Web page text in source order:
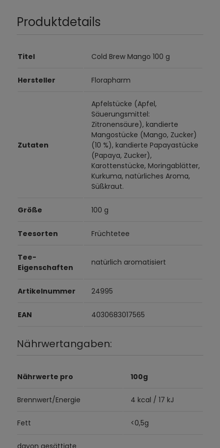
Produktdetails
Titel Cold Brew Mango 100 g
Hersteller Florapharm
Zutaten
Apfelstücke (Apfel,
Säuerungsmittel:
Zitronensäure), kandierte
Mangostücke (Mango, Zucker)
(10 %), kandierte Papayastücke
(Papaya, Zucker),
Karottenstücke, Moringablätter,
Kurkuma, natürliches Aroma,
Süßkraut.
Größe 100 g
Teesorten Früchtetee
Tee-
Eigenschaften
natürlich aromatisiert
Artikelnummer 24995
EAN 4030683017565
Nährwertangaben:
Nährwerte pro 100g
Brennwert/Energie 4 kcal / 17 kJ
Fett <0,5g
davon gesättigte